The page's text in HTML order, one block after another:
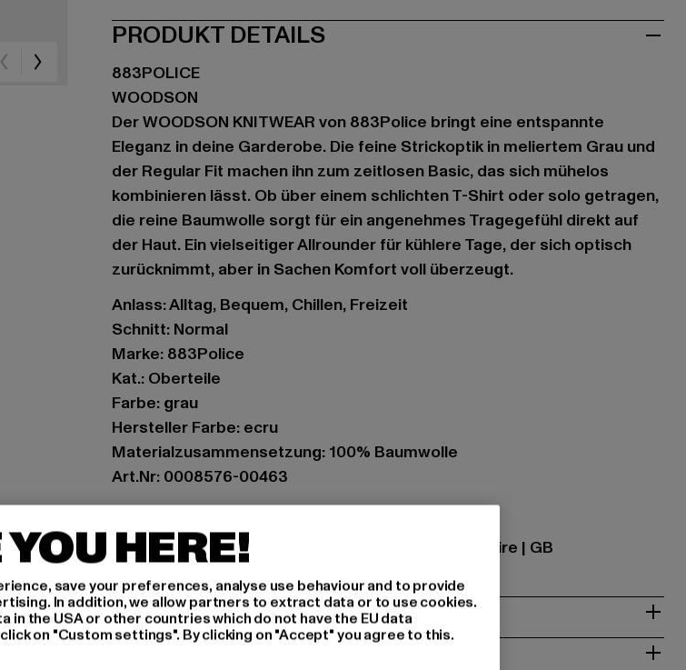
PRODUKT DETAILS
883POLICE
WOODSON
Der WOODSON KNITWEAR von 883Police bringt eine entspannte
Eleganz in deine Garderobe. Die feine Strickoptik in meliertem Grau und
der Regular Fit machen ihn zum zeitlosen Basic, das sich mühelos
kombinieren lässt. Ob über einem schlichten T-Shirt oder solo getragen,
die reine Baumwolle sorgt für ein angenehmes Tragegefühl direkt auf
der Haut. Ein vielseitiger Allrounder für kühlere Tage, der sich optisch
zurücknimmt, aber in Sachen Komfort voll überzeugt.
Anlass: Alltag, Bequem, Chillen, Freizeit
Schnitt: Normal
Marke: 883Police
Kat.: Oberteile
Farbe: grau
Hersteller Farbe: ecru
Materialzusammensetzung: 100% Baumwolle
Art.Nr: 0008576-00463
Shelley Road, Ashton-on-Ribble | PR2 2ZH Lancashire | GB
GRÖSSE & PASSFORM
PFLEGEHINWEISE
HERE!
save your preferences, analyse use behaviour and to provide
In addition, we allow partners to extract data or to use cookies.
in the USA or other countries which do not have the EU data
on "Custom settings". By clicking on "Accept" you agree to this.